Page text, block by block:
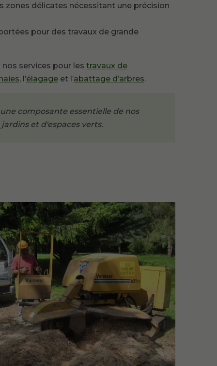
zones délicates nécessitant une précision
pour des travaux de grande
services pour les travaux de
, l’élagageet l’abattage d’arbres.
composante essentielle de nos
et d'espaces verts.